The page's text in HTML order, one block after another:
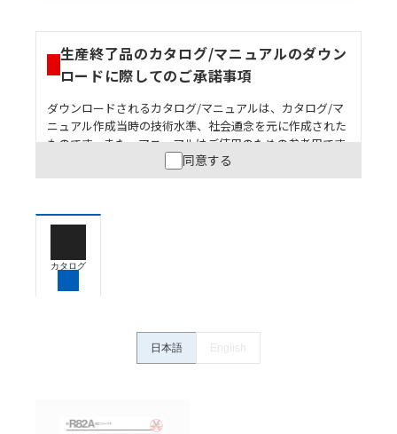
生産終了品のカタログ/マニュアルのダウン
ロードに際してのご承諾事項
ダウンロードされるカタログ/マニュアルは、カタログ/マ
ニュアル作成当時の技術水準、社会通念を元に作成された
ものです。また、マニュアルはご使用のための参考用です
ので、ご使用にあたっての安全性については十分にご配慮
ください。以下の内容をご承諾の上、ご利用ください。
うな用途に使用される場合には、システム全体として
保できるよう設計されていること、および本製品が全
ていることを、必ず事前に確認してください。
ン事例は参考用ですので、ご採用に際しては機器・装
置の機能や安全性をご確認のうえご使用ください。・
ている可能性がありますがご容赦ください。
同意する
カタログ
日本語 English